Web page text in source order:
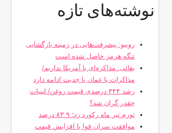
نوشته‌های تازه
روبیو: پیشرفت‌هایی در زمینه بازگشایی
تنگه هرمز حاصل شده است
بقائی: مذاکره‌ای با آمریکا نداریم/
مذاکرات با عمان با جدیت ادامه دارد
رشد ۳۴۴ درصدی قیمت روغن/ لبنیات
چقدر گران شد؟
تورم تیر ماه رکورد زد؛ ۸۳.۹ درصد
موافقت سران قوا با افزایش قیمت